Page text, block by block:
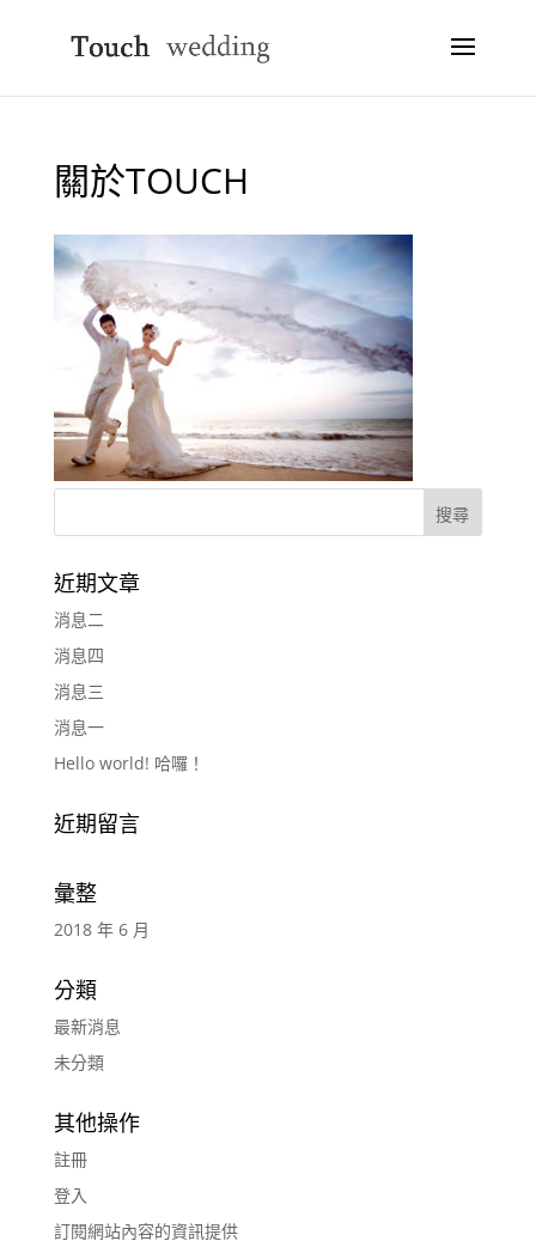
關於TOUCH
近期文章
消息二
消息四
消息三
消息一
Hello world! 哈囉！
近期留言
彙整
2018 年 6 月
分類
最新消息
未分類
其他操作
註冊
登入
訂閱網站內容的資訊提供